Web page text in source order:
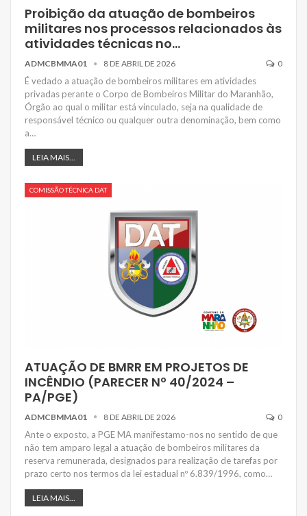
Proibição da atuação de bombeiros
militares nos processos relacionados às
atividades técnicas no…
ADMCBMMA01 8 DE ABRIL DE 2026 0
É vedado a atuação de bombeiros militares em atividades
privadas perante o Corpo de Bombeiros Militar do Maranhão,
Órgão ao qual o militar está vinculado, seja na qualidade de
responsável técnico ou qualquer outra denominação, bem como
a…
LEIA MAIS...
COMISSÃO TÉCNICA DAT
ATUAÇÃO DE BMRR EM PROJETOS DE
INCÊNDIO (PARECER Nº 40/2024 –
PA/PGE)
ADMCBMMA01 8 DE ABRIL DE 2026 0
Ante o exposto, a PGE MA manifestamo-nos no sentido de que
não tem amparo legal a atuação de bombeiros militares da
reserva remunerada, designados para realização de tarefas por
prazo certo nos termos da lei estadual nº 6.839/1996, como…
LEIA MAIS...